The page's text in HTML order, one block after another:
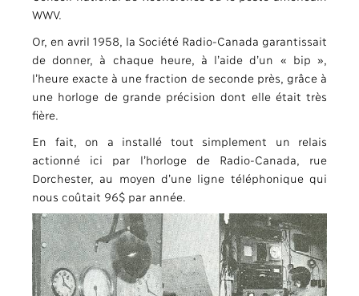
WWV.
Or, en avril 1958, la Société Radio-Canada garantissait
de donner, à chaque heure, à l’aide d’un « bip »,
l’heure exacte à une fraction de seconde près, grâce à
une horloge de grande précision dont elle était très
fière.
En fait, on a installé tout simplement un relais
actionné ici par l’horloge de Radio-Canada, rue
Dorchester, au moyen d’une ligne téléphonique qui
nous coûtait 96$ par année.